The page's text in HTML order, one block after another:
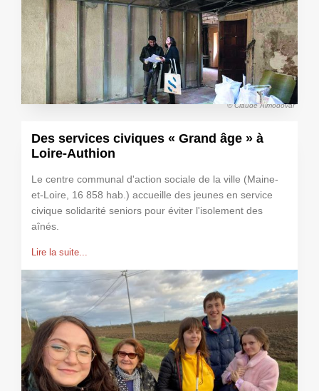
© Claude Almodovar
Des services civiques « Grand âge » à
Loire-Authion
Le centre communal d'action sociale de la ville (Maine-
et-Loire, 16 858 hab.) accueille des jeunes en service
civique solidarité seniors pour éviter l'isolement des
aînés.
Lire la suite...